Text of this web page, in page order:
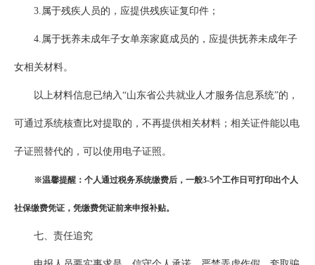
3.属于残疾人员的，应提供残疾证复印件；
4.属于抚养未成年子女单亲家庭成员的，应提供抚养未成年子
女相关材料。
以上材料信息已纳入“山东省公共就业人才服务信息系统”的，
可通过系统核查比对提取的，不再提供相关材料；相关证件能以电
子证照替代的，可以使用电子证照。
※温馨提醒：个人通过税务系统缴费后，一般3-5个工作日可打印出个人
社保缴费凭证，凭缴费凭证前来申报补贴。
七、责任追究